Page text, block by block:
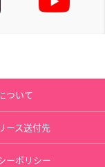
ついて
ース送付先
ーポリシー